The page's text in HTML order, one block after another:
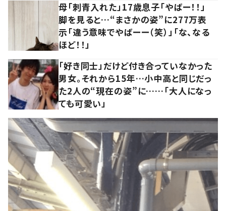
母「刺青入れた」17歳息子「やばー！！」
脚を見ると…“まさかの姿”に277万表
示「違う意味でやばーー（笑）」「な、なる
ほど！！」
「好き同士」だけど付き合っていなかった
男女。それから15年…小中高と同じだっ
た2人の“現在の姿”に……「大人になっ
ても可愛い」